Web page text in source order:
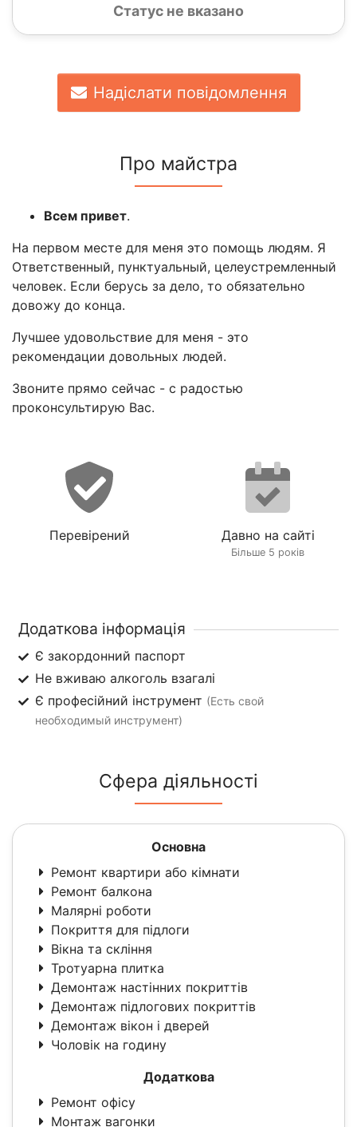
Статус не вказано
Надіслати повідомлення
Про майстра
Всем привет.
На первом месте для меня это помощь людям. Я
Ответственный, пунктуальный, целеустремленный
человек. Если берусь за дело, то обязательно
довожу до конца.
Лучшее удовольствие для меня - это
рекомендации довольных людей.
Звоните прямо сейчас - с радостью
проконсультирую Вас.
Перевірений Давно на сайті
Більше 5 років
Додаткова інформація
Є закордонний паспорт
Не вживаю алкоголь взагалі
Є професійний інструмент (Есть свой
необходимый инструмент)
Сфера діяльності
Основна
Ремонт квартири або кімнати
Ремонт балкона
Малярні роботи
Покриття для підлоги
Вікна та скління
Тротуарна плитка
Демонтаж настінних покриттів
Демонтаж підлогових покриттів
Демонтаж вікон і дверей
Чоловік на годину
Додаткова
Ремонт офісу
Монтаж вагонки